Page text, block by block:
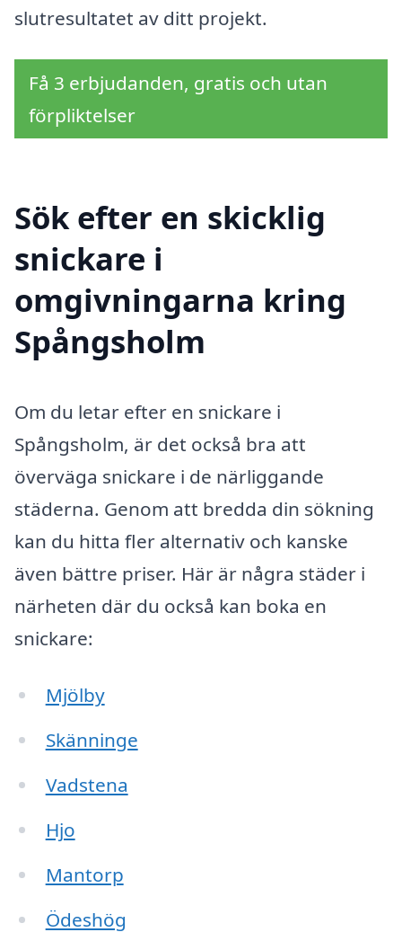
slutresultatet av ditt projekt.
Få 3 erbjudanden, gratis och utan
förpliktelser
Sök efter en skicklig
snickare i
omgivningarna kring
Spångsholm
Om du letar efter en snickare i
Spångsholm, är det också bra att
överväga snickare i de närliggande
städerna. Genom att bredda din sökning
kan du hitta fler alternativ och kanske
även bättre priser. Här är några städer i
närheten där du också kan boka en
snickare:
Mjölby
Skänninge
Vadstena
Hjo
Mantorp
Ödeshög